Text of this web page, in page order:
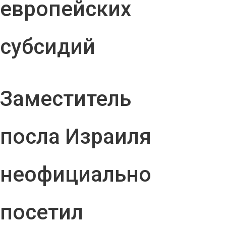
европейских
субсидий
Заместитель
посла Израиля
неофициально
посетил